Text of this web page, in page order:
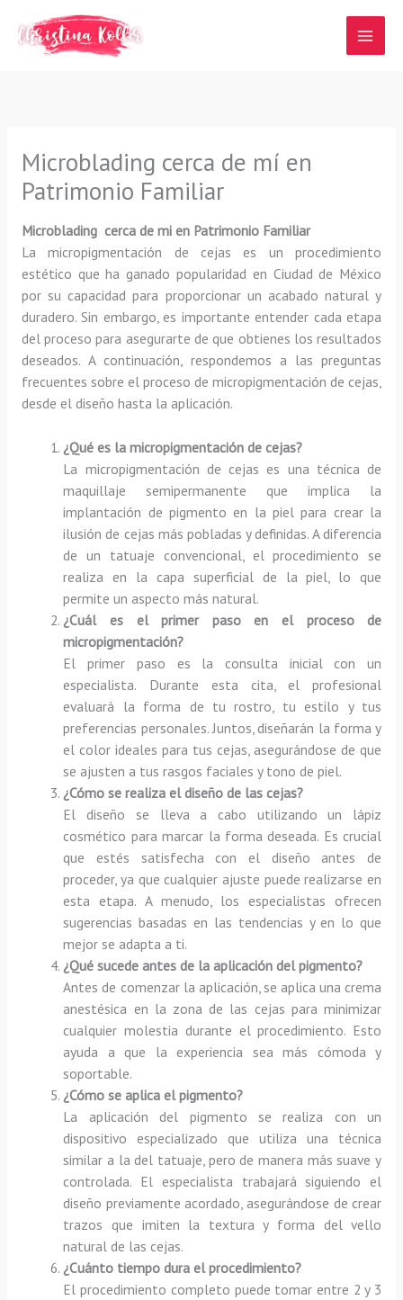
contenido
Microblading cerca de mí en
Patrimonio Familiar
Microblading cerca de mi en Patrimonio Familiar
La micropigmentación de cejas es un procedimiento
estético que ha ganado popularidad en Ciudad de México
por su capacidad para proporcionar un acabado natural y
duradero. Sin embargo, es importante entender cada etapa
del proceso para asegurarte de que obtienes los resultados
deseados. A continuación, respondemos a las preguntas
frecuentes sobre el proceso de micropigmentación de cejas,
desde el diseño hasta la aplicación.
¿Qué es la micropigmentación de cejas?
La micropigmentación de cejas es una técnica de
maquillaje semipermanente que implica la
implantación de pigmento en la piel para crear la
ilusión de cejas más pobladas y definidas. A diferencia
de un tatuaje convencional, el procedimiento se
realiza en la capa superficial de la piel, lo que
permite un aspecto más natural.
¿Cuál es el primer paso en el proceso de
micropigmentación?
El primer paso es la consulta inicial con un
especialista. Durante esta cita, el profesional
evaluará la forma de tu rostro, tu estilo y tus
preferencias personales. Juntos, diseñarán la forma y
el color ideales para tus cejas, asegurándose de que
se ajusten a tus rasgos faciales y tono de piel.
¿Cómo se realiza el diseño de las cejas?
El diseño se lleva a cabo utilizando un lápiz
cosmético para marcar la forma deseada. Es crucial
que estés satisfecha con el diseño antes de
proceder, ya que cualquier ajuste puede realizarse en
esta etapa. A menudo, los especialistas ofrecen
sugerencias basadas en las tendencias y en lo que
mejor se adapta a ti.
¿Qué sucede antes de la aplicación del pigmento?
Antes de comenzar la aplicación, se aplica una crema
anestésica en la zona de las cejas para minimizar
cualquier molestia durante el procedimiento. Esto
ayuda a que la experiencia sea más cómoda y
soportable.
¿Cómo se aplica el pigmento?
La aplicación del pigmento se realiza con un
dispositivo especializado que utiliza una técnica
similar a la del tatuaje, pero de manera más suave y
controlada. El especialista trabajará siguiendo el
diseño previamente acordado, asegurándose de crear
trazos que imiten la textura y forma del vello
natural de las cejas.
¿Cuánto tiempo dura el procedimiento?
El procedimiento completo puede tomar entre 2 y 3